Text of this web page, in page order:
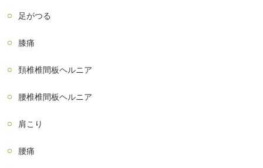
足がつる
膝痛
頚椎椎間板ヘルニア
腰椎椎間板ヘルニア
肩こり
腰痛